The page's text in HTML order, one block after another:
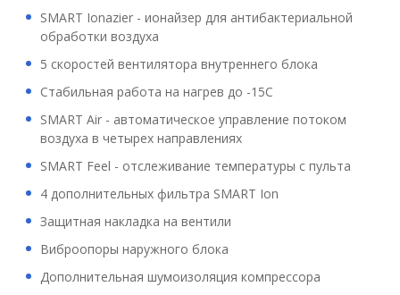
SMART Ionazier - ионайзер для антибактериальной
обработки воздуха
5 скоростей вентилятора внутреннего блока
Стабильная работа на нагрев до -15С
SMART Air - автоматическое управление потоком
воздуха в четырех направлениях
SMART Feel - отслеживание температуры с пульта
4 дополнительных фильтра SMART Ion
Защитная накладка на вентили
Виброопоры наружного блока
Дополнительная шумоизоляция компрессора